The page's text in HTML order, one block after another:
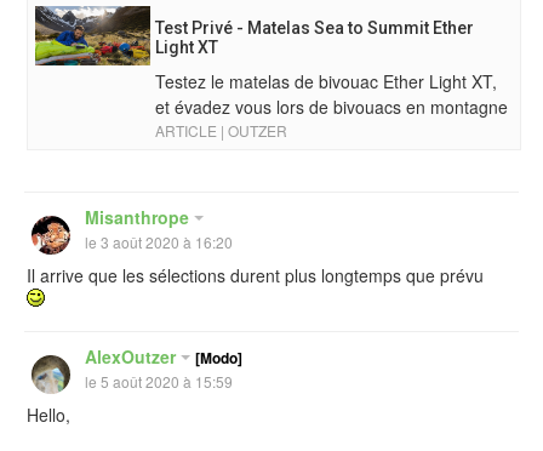
Test Privé - Matelas Sea to Summit Ether
Light XT
Testez le matelas de bivouac Ether Light XT,
et évadez vous lors de bivouacs en montagne
ARTICLE | OUTZER
Misanthrope
le 3 août 2020 à 16:20
Il arrive que les sélections durent plus longtemps que prévu
AlexOutzer [Modo]
le 5 août 2020 à 15:59
Hello,